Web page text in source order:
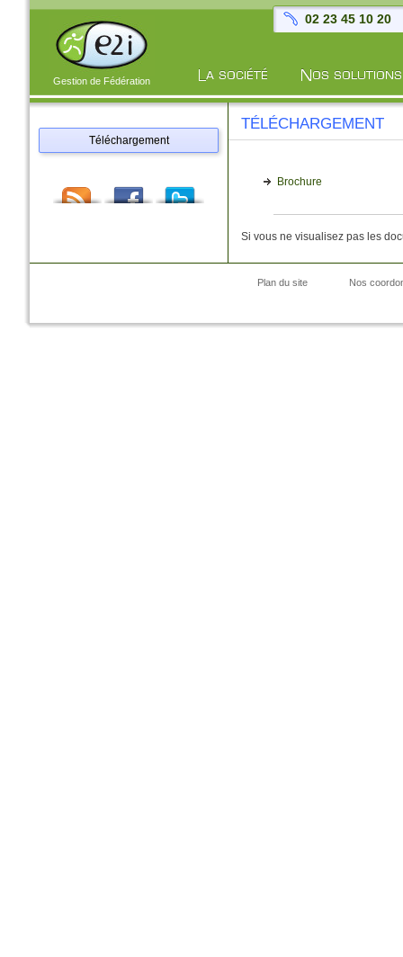
Gestion de Fédération
02 23 45 10 20
Téléchargement
TÉLÉCHARGEMENT
Brochure
Si vous ne visualisez pas les
Plan du site Nos